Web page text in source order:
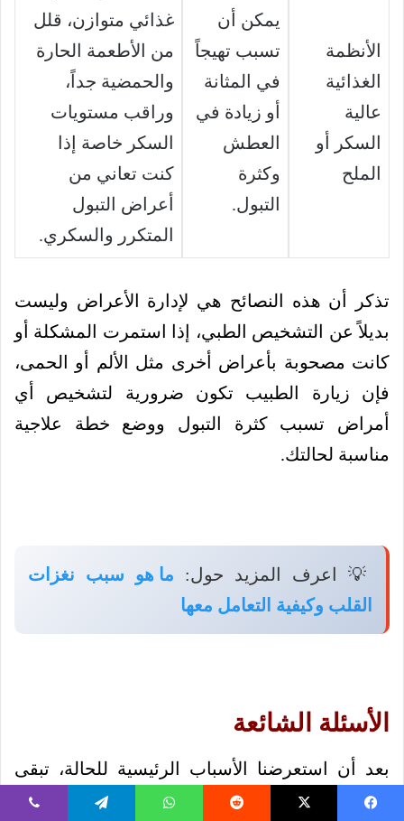
الأنظمة
الغذائية
عالية
السكر أو
الملح
يمكن أن
تسبب تهيجاً
في المثانة
أو زيادة في
العطش
وكثرة
التبول.
غذائي متوازن، قلل
من الأطعمة الحارة
والحمضية جداً،
وراقب مستويات
السكر خاصة إذا
كنت تعاني من
أعراض التبول
المتكرر والسكري.
تذكر أن هذه النصائح هي لإدارة الأعراض وليست
بديلاً عن التشخيص الطبي، إذا استمرت المشكلة أو
كانت مصحوبة بأعراض أخرى مثل الألم أو الحمى،
فإن زيارة الطبيب تكون ضرورية لتشخيص أي
أمراض تسبب كثرة التبول ووضع خطة علاجية
مناسبة لحالتك.
💡 اعرف المزيد حول: ما هو سبب نغزات
القلب وكيفية التعامل معها
الأسئلة الشائعة
بعد أن استعرضنا الأسباب الرئيسية للحالة، تبقى
بعض الأسئلة الشائعة التي تدور في أذهان الكثيرين،